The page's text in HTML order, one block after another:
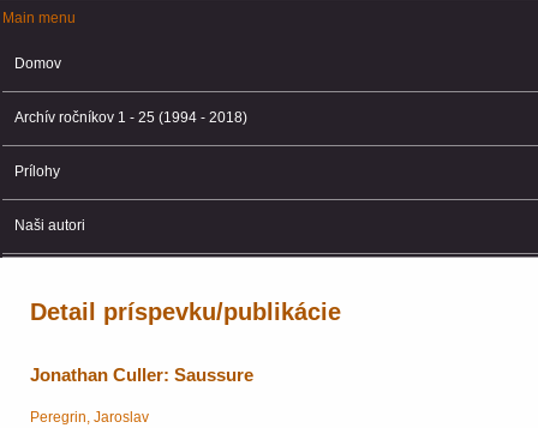
Main menu
Main menu
Domov
Archív ročníkov 1 - 25 (1994 - 2018)
Prílohy
Naši autori
Detail príspevku/publikácie
Jonathan Culler: Saussure
Peregrin, Jaroslav